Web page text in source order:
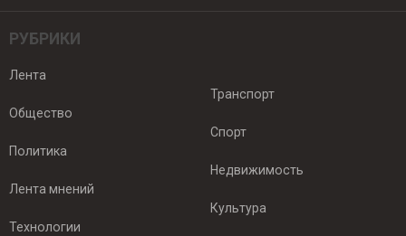
РУБРИКИ
Лента
Общество
Политика
Лента мнений
Технологии
Транспорт
Спорт
Недвижимость
Культура